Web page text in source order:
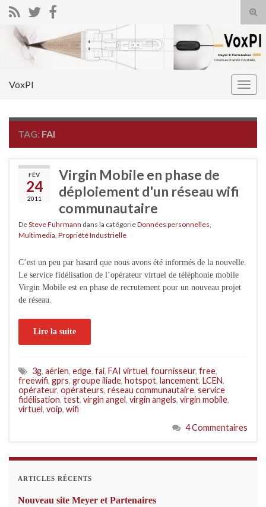
Search for:
VoxPI
TAG: FAI
FÉV
24
2011
Virgin Mobile en phase de
déploiement d'un réseau wifi
communautaire
DeSteve Fuhrmann dans la catégorieDonnées personnelles
Multimedia Propriété Industrielle
C’est un peu par hasard que nous avons été informés de la nouvelle.
Le service fidélisation de l’opérateur virtuel de téléphonie mobile
Virgin Mobile est en phase de recrutement pour un nouveau projet
de réseau.
Lire la suite
3g, aérien, edge, fai, FAI virtuel, fournisseur, free,
freewifi, gprs, groupe iliade, hotspot, lancement, LCEN,
opérateur, opérateurs, réseau communautaire, service
fidélisation, test, virgin angel, virgin angels, virgin mobile,
virtuel, voip, wifi
4 Commentaires
ARTICLES RÉCENTS
Nouveau site Meyer et Partenaires